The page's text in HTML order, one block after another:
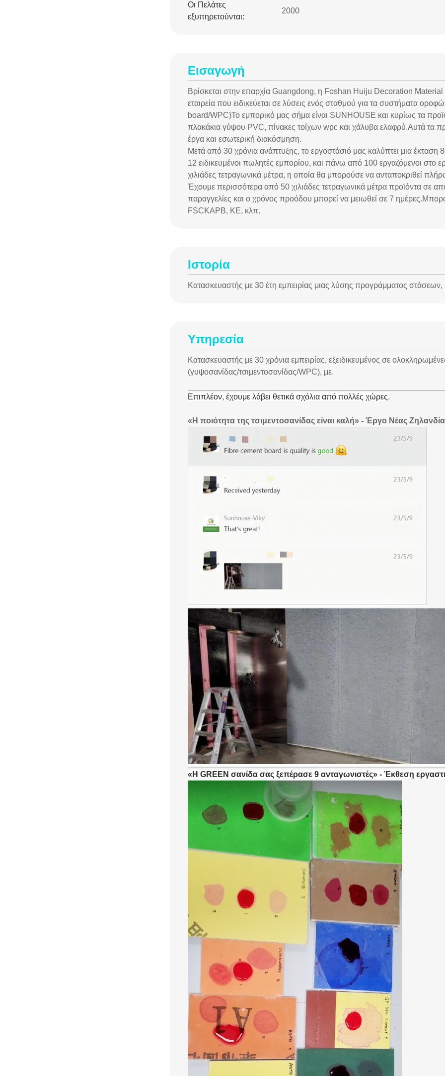
Οι Πελάτες
εξυπηρετούνται:
2000
Εισαγωγή
Βρίσκεται στην επαρχία Guangdong, η Foshan Huiju Decoration Material
εταιρεία που ειδικεύεται σε λύσεις ενός σταθμού για τα συστήματα
board/WPC)Το εμπορικό μας σήμα είναι SUNHOUSE και κυρίως τα
πλακάκια γύψου PVC, πίνακες τοίχων wpc και χάλυβα ελαφρύ.Αυτά τα
έργα και εσωτερική διακόσμηση.
Μετά από 30 χρόνια ανάπτυξης, το εργοστάσιό μας καλύπτει μια
12 ειδικευμένοι πωλητές εμπορίου, και πάνω από 100 εργαζόμενοι στο
χιλιάδες τετραγωνικά μέτρα, η οποία θα μπορούσε να ανταποκριθεί
Έχουμε περισσότερα από 50 χιλιάδες τετραγωνικά μέτρα προϊόντα σε
παραγγελίες και ο χρόνος προόδου μπορεί να μειωθεί σε 7
FSCΚΑΡΒ, ΚΕ, κλπ.
Ιστορία
Κατασκευαστής με 30 έτη εμπειρίας μιας λύσης προγράμματος
Υπηρεσία
Κατασκευαστής με 30 χρόνια εμπειρίας, εξειδικευμένος σε
(γυψοσανίδας/τσιμεντοσανίδας/WPC), με.
Επιπλέον, έχουμε λάβει θετικά σχόλια από πολλές χώρες.
«Η ποιότητα της τσιμεντοσανίδας είναι καλή» - Έργο Νέας
«Η GREEN σανίδα σας ξεπέρασε 9 ανταγωνιστές» - Έκθεση